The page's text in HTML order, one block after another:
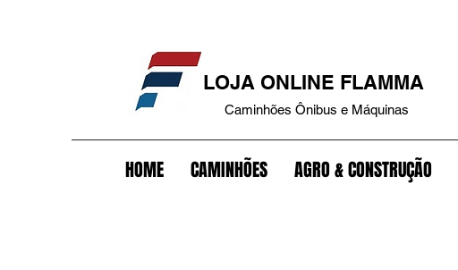
LOJA ONLINE FLAMMA
Caminhões Ônibus e Máquinas
HOME CAMINHÕES AGRO & CONSTRUÇÃO